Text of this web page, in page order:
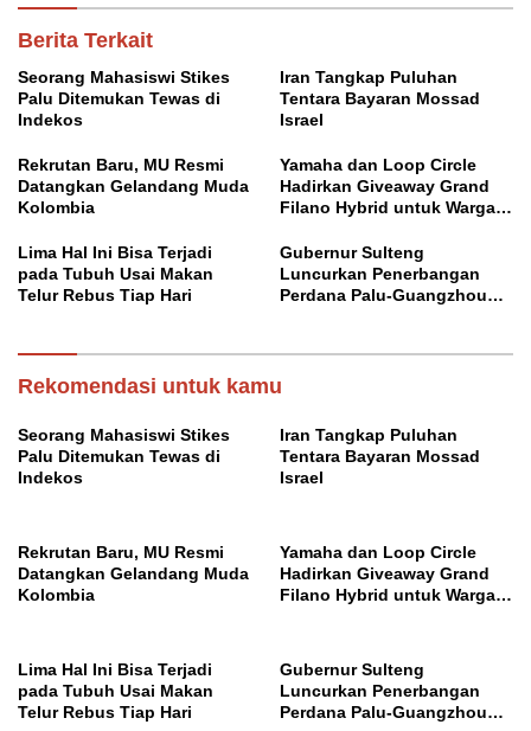
Berita Terkait
Seorang Mahasiswi Stikes
Palu Ditemukan Tewas di
Indekos
Iran Tangkap Puluhan
Tentara Bayaran Mossad
Israel
Rekrutan Baru, MU Resmi
Datangkan Gelandang Muda
Kolombia
Yamaha dan Loop Circle
Hadirkan Giveaway Grand
Filano Hybrid untuk Warga
Lima Hal Ini Bisa Terjadi
pada Tubuh Usai Makan
Telur Rebus Tiap Hari
Gubernur Sulteng
Luncurkan Penerbangan
Perdana Palu-Guangzhou
Rekomendasi untuk kamu
Seorang Mahasiswi Stikes
Palu Ditemukan Tewas di
Indekos
Iran Tangkap Puluhan
Tentara Bayaran Mossad
Israel
Rekrutan Baru, MU Resmi
Datangkan Gelandang Muda
Kolombia
Yamaha dan Loop Circle
Hadirkan Giveaway Grand
Filano Hybrid untuk Warga
Lima Hal Ini Bisa Terjadi
pada Tubuh Usai Makan
Telur Rebus Tiap Hari
Gubernur Sulteng
Luncurkan Penerbangan
Perdana Palu-Guangzhou